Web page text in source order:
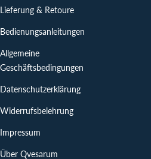
Lieferung & Retoure
Bedienungsanleitungen
Allgemeine
Geschäftsbedingungen
Datenschutzerklärung
Widerrufsbelehrung
Impressum
Über Qvesarum